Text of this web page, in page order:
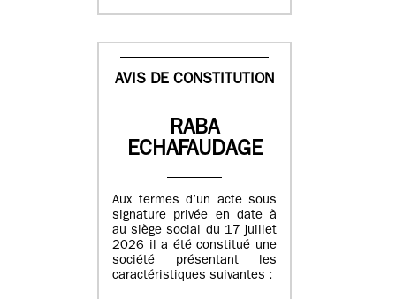
AVIS DE CONSTITUTION
RABA
ECHAFAUDAGE
Aux termes d’un acte sous
signature privée en date à
au siège social du 17 juillet
2026 il a été constitué une
société présentant les
caractéristiques suivantes :